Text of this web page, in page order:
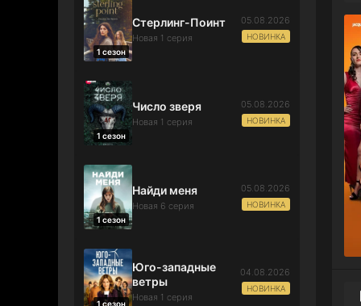
1 сезон
Стерлинг-Поинт
Новая 1 серия
05.08.2026
НОВИНКА
1 сезон
Число зверя
Новая 1 серия
05.08.2026
НОВИНКА
1 сезон
Найди меня
Новая 6 серия
05.08.2026
НОВИНКА
1 сезон
Юго-западные
ветры
Новая 1 серия
04.08.2026
НОВИНКА